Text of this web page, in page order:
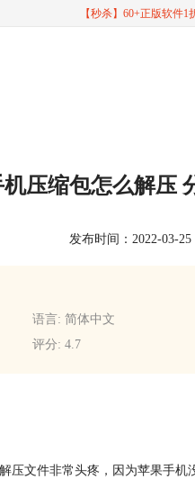
【秒杀】60+正版软件1
压缩包怎么解压
发布时间：2022-03-25
语言: 简体中文
评分: 4.7
压文件非常头疼，因为苹果手机